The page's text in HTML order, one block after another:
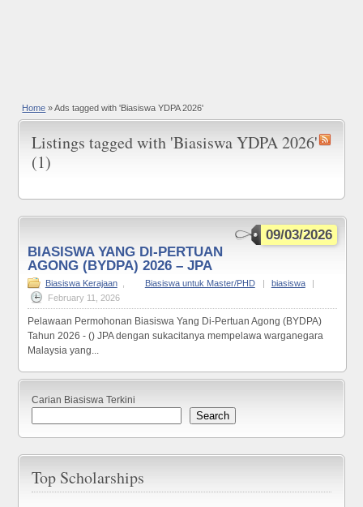
Home »Ads tagged with 'Biasiswa YDPA 2026'
Listings tagged with 'Biasiswa YDPA 2026'
(1)
09/03/2026
BIASISWA YANG DI-PERTUAN
AGONG (BYDPA) 2026 – JPA
Biasiswa Kerajaan Biasiswa untuk Master/PHD biasiswa
February 11, 2026
Pelawaan Permohonan Biasiswa Yang Di-Pertuan Agong (BYDPA)
Tahun 2026 - () JPA dengan sukacitanya mempelawa warganegara
Malaysia yang...
Carian Biasiswa Terkini
Search
Top Scholarships